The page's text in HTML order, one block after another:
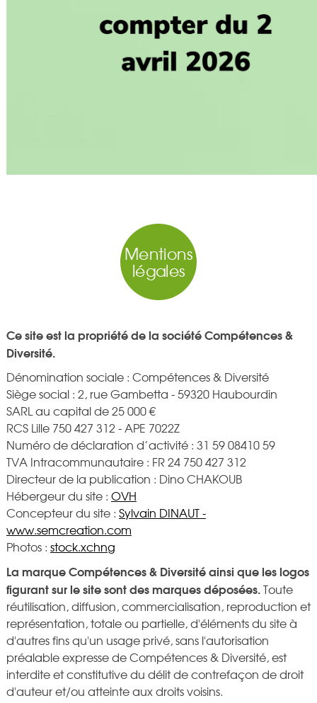
Mentions
légales
Ce site est la propriété de la société Compétences &
Diversité.
Dénomination sociale : Compétences & Diversité
Siège social : 2, rue Gambetta - 59320 Haubourdin
SARL au capital de 25 000 €
RCS Lille 750 427 312 - APE 7022Z
Numéro de déclaration d’activité : 31 59 08410 59
TVA Intracommunautaire : FR 24 750 427 312
Directeur de la publication : Dino CHAKOUB
Hébergeur du site : OVH
Concepteur du site : Sylvain DINAUT -
www.semcreation.com
Photos : stock.xchng
La marque Compétences & Diversité ainsi que les logos
figurant sur le site sont des marques déposées.Toute
réutilisation, diffusion, commercialisation, reproduction et
représentation, totale ou partielle, d'éléments du site à
d'autres fins qu'un usage privé, sans l'autorisation
préalable expresse de Compétences & Diversité, est
interdite et constitutive du délit de contrefaçon de droit
d'auteur et/ou atteinte aux droits voisins.